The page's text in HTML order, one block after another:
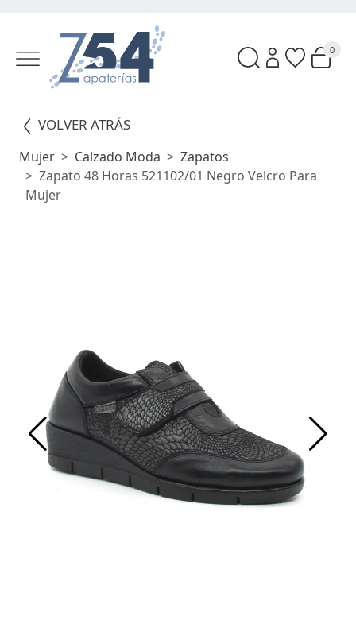
0
VOLVER ATRÁS
Mujer Calzado Moda
Zapatos
Zapato 48 Horas 521102/01 Negro Velcro Para
Mujer